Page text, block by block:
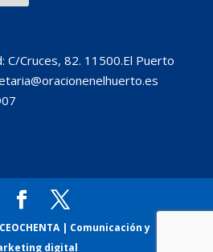
C/Cruces, 82. 11500.El Puerto
| Comunicación y
digital